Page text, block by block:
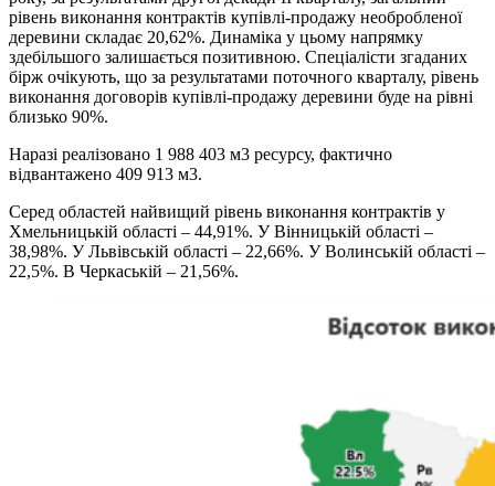
рівень виконання контрактів купівлі-продажу необробленої
деревини складає 20,62%. Динаміка у цьому напрямку
здебільшого залишається позитивною. Спеціалісти згаданих
бірж очікують, що за результатами поточного кварталу, рівень
виконання договорів купівлі-продажу деревини буде на рівні
близько 90%.
Наразі реалізовано 1 988 403 м3 ресурсу, фактично
відвантажено 409 913 м3.
Серед областей найвищий рівень виконання контрактів у
Хмельницькій області – 44,91%. У Вінницькій області –
38,98%. У Львівській області – 22,66%. У Волинській області –
22,5%. В Черкаській – 21,56%.